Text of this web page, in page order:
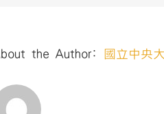
the Author: 國立中央